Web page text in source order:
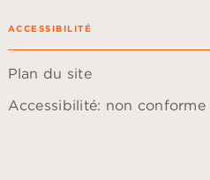
ACCESSIBILITÉ
Plan du site
Accessibilité: non conforme